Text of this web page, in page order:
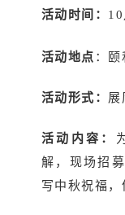
活动时间：
活动地点 ：颐
活动形式： 展
活动内容：
解，现场招
写中秋祝福，